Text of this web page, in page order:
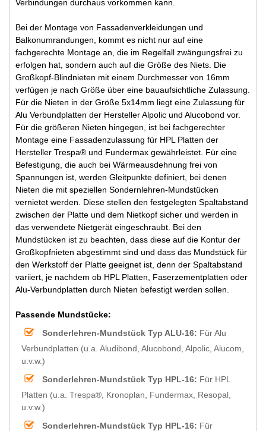
Verbindungen durchaus vorkommen kann.
Bei der Montage von Fassadenverkleidungen und
Balkonumrandungen, kommt es nicht nur auf eine
fachgerechte Montage an, die im Regelfall zwängungsfrei zu
erfolgen hat, sondern auch auf die Größe des Niets. Die
Großkopf-Blindnieten mit einem Durchmesser von 16mm
verfügen je nach Größe über eine bauaufsichtliche Zulassung.
Für die Nieten in der Größe 5x14mm liegt eine Zulassung für
Alu Verbundplatten der Hersteller Alpolic und Alucobond vor.
Für die größeren Nieten hingegen, ist bei fachgerechter
Montage eine Fassadenzulassung für HPL Platten der
Hersteller Trespa® und Fundermax gewährleistet. Für eine
Befestigung, die auch bei Wärmeausdehnung frei von
Spannungen ist, werden Gleitpunkte definiert, bei denen
Nieten die mit speziellen Sondernlehren-Mundstücken
vernietet werden. Diese stellen den festgelegten Spaltabstand
zwischen der Platte und dem Nietkopf sicher und werden in
das verwendete Nietgerät eingeschraubt. Bei den
Mundstücken ist zu beachten, dass diese auf die Kontur der
Großkopfnieten abgestimmt sind und dass das Mundstück für
den Werkstoff der Platte geeignet ist, denn der Spaltabstand
variiert, je nachdem ob HPL Platten, Faserzementplatten oder
Alu-Verbundplatten durch Nieten befestigt werden sollen.
Passende Mundstücke:
Sonderlehren-Mundstück Typ ALU-16: Für Alu
Verbundplatten (u.a. Aludibond, Alucobond, Alpolic, Alucom,
u.v.w.)
Sonderlehren-Mundstück Typ HPL-16: Für HPL
Platten (u.a. Trespa®, Kronoplan, Fundermax, Resopal,
u.v.w.)
Sonderlehren-Mundstück Typ HPL-16: Für